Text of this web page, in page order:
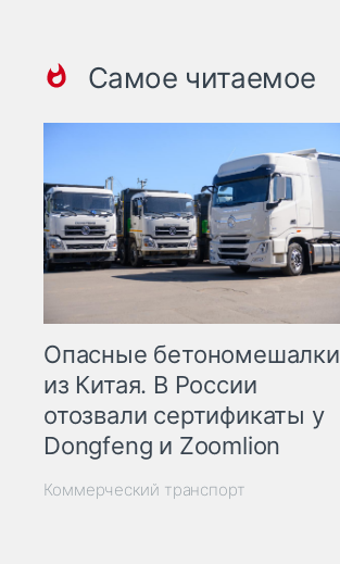
Самое читаемое
Опасные бетономешалки
из Китая. В России
отозвали сертификаты у
Dongfeng и Zoomlion
Коммерческий транспорт